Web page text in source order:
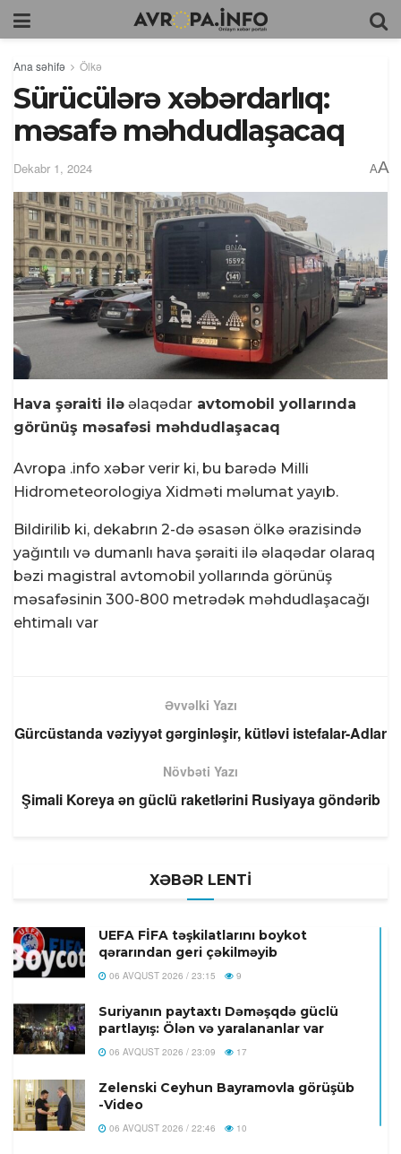
Ana səhifə Ölkə
Sürücülərə xəbərdarlıq:
məsafə məhdudlaşacaq
Dekabr 1, 2024 AA
Hava şəraiti ilə əlaqədar avtomobil yollarında
görünüş məsafəsi məhdudlaşacaq
Avropa .info xəbər verir ki, bu barədə Milli
Hidrometeorologiya Xidməti məlumat yayıb.
Bildirilib ki, dekabrın 2-də əsasən ölkə ərazisində
yağıntılı və dumanlı hava şəraiti ilə əlaqədar olaraq
bəzi magistral avtomobil yollarında görünüş
məsafəsinin 300-800 metrədək məhdudlaşacağı
ehtimalı var
Əvvəlki Yazı
Gürcüstanda vəziyyət gərginləşir, kütləvi istefalar-Adlar
Növbəti Yazı
Şimali Koreya ən güclü raketlərini Rusiyaya göndərib
XƏBƏR LENTİ
UEFA FİFA təşkilatlarını boykot
qərarından geri çəkilməyib
06 AVQUST 2026 / 23:15 9
Suriyanın paytaxtı Dəməşqdə güclü
partlayış: Ölən və yaralananlar var
06 AVQUST 2026 / 23:09 17
Zelenski Ceyhun Bayramovla görüşüb
-Video
06 AVQUST 2026 / 22:46 10